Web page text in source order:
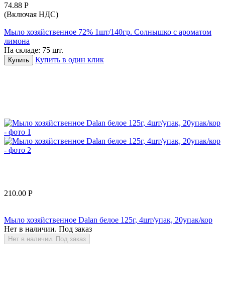
74.88 Р
(Включая НДС)
Мыло хозяйственное 72% 1шт/140гр. Солнышко с ароматом
лимона
На складе: 75 шт.
Купить Купить в один клик
210.00 Р
Мыло хозяйственное Dalan белое 125г, 4шт/упак, 20упак/кор
Нет в наличии. Под заказ
Нет в наличии. Под заказ